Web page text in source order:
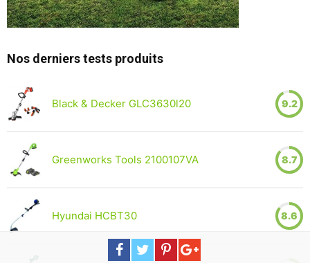
Nos derniers tests produits
Black & Decker GLC3630l20 9.2
Greenworks Tools 2100107VA 8.7
Hyundai HCBT30 8.6